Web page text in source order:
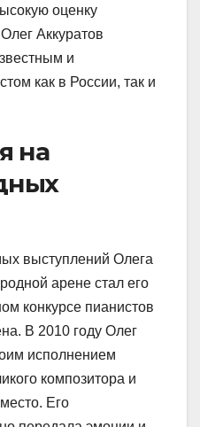
оценку
Аккуратов
и
как в России, так и
на
выступлений Олега
арене стал его
конкурсе пианистов
В 2010 году Олег
исполнением
композитора и
Его